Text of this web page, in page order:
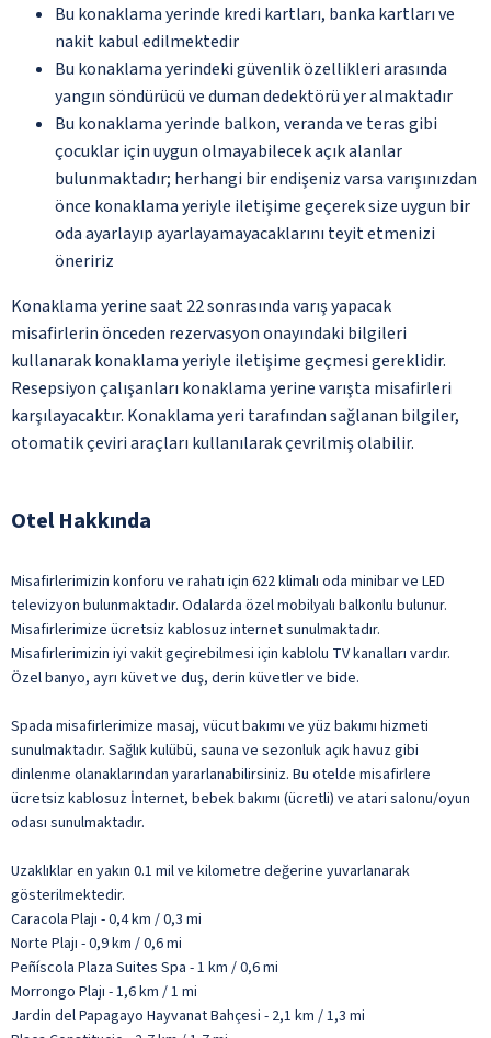
Bu konaklama yerinde kredi kartları, banka kartları ve
nakit kabul edilmektedir
Bu konaklama yerindeki güvenlik özellikleri arasında
yangın söndürücü ve duman dedektörü yer almaktadır
Bu konaklama yerinde balkon, veranda ve teras gibi
çocuklar için uygun olmayabilecek açık alanlar
bulunmaktadır; herhangi bir endişeniz varsa varışınızdan
önce konaklama yeriyle iletişime geçerek size uygun bir
oda ayarlayıp ayarlayamayacaklarını teyit etmenizi
öneririz
Konaklama yerine saat 22 sonrasında varış yapacak
misafirlerin önceden rezervasyon onayındaki bilgileri
kullanarak konaklama yeriyle iletişime geçmesi gereklidir.
Resepsiyon çalışanları konaklama yerine varışta misafirleri
karşılayacaktır. Konaklama yeri tarafından sağlanan bilgiler,
otomatik çeviri araçları kullanılarak çevrilmiş olabilir.
Otel Hakkında
Misafirlerimizin konforu ve rahatı için 622 klimalı oda minibar ve LED
televizyon bulunmaktadır. Odalarda özel mobilyalı balkonlu bulunur.
Misafirlerimize ücretsiz kablosuz internet sunulmaktadır.
Misafirlerimizin iyi vakit geçirebilmesi için kablolu TV kanalları vardır.
Özel banyo, ayrı küvet ve duş, derin küvetler ve bide.
Spada misafirlerimize masaj, vücut bakımı ve yüz bakımı hizmeti
sunulmaktadır. Sağlık kulübü, sauna ve sezonluk açık havuz gibi
dinlenme olanaklarından yararlanabilirsiniz. Bu otelde misafirlere
ücretsiz kablosuz İnternet, bebek bakımı (ücretli) ve atari salonu/oyun
odası sunulmaktadır.
Uzaklıklar en yakın 0.1 mil ve kilometre değerine yuvarlanarak
gösterilmektedir.
Caracola Plajı - 0,4 km / 0,3 mi
Norte Plajı - 0,9 km / 0,6 mi
Peñíscola Plaza Suites Spa - 1 km / 0,6 mi
Morrongo Plajı - 1,6 km / 1 mi
Jardin del Papagayo Hayvanat Bahçesi - 2,1 km / 1,3 mi